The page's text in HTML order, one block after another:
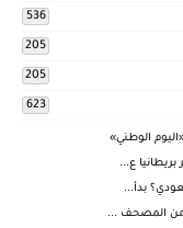
536
205
205
623
الوطني»
ع...
بدأ...
من المصحف ...